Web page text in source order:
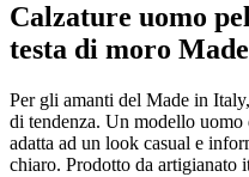
Calzature uomo
testa di moro
Per gli amanti del Made in
di tendenza. Un modello
adatta ad un look casual e
chiaro. Prodotto da artigianato